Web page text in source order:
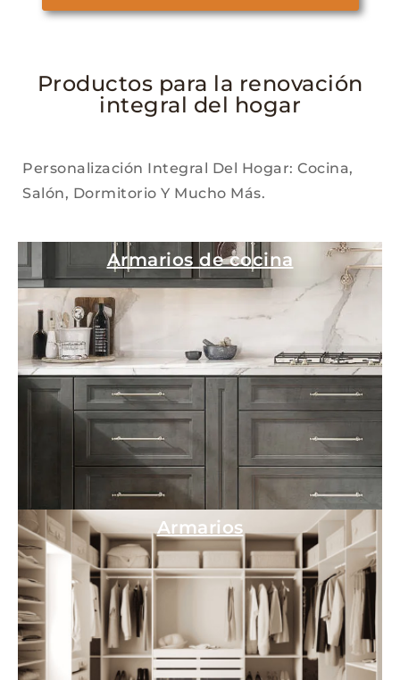
Productos para la renovación
integral del hogar
Personalización Integral Del Hogar: Cocina,
Salón, Dormitorio Y Mucho Más.
Armarios de cocina
Armarios